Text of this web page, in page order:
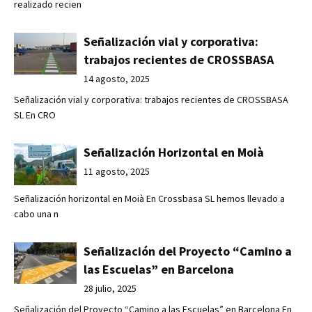
realizado recien
Señalización vial y corporativa:
trabajos recientes de CROSSBASA
14 agosto, 2025
Señalización vial y corporativa: trabajos recientes de CROSSBASA
SL En CRO
Señalización Horizontal en Moià
11 agosto, 2025
Señalización horizontal en Moià En Crossbasa SL hemos llevado a
cabo una n
Señalización del Proyecto “Camino a
las Escuelas” en Barcelona
28 julio, 2025